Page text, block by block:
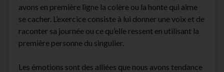
avons en première ligne la colère ou la honte qui aime
se cacher. L’exercice consiste à lui donner une voix et de
raconter sa journée ou ce qu’elle ressent en utilisant la
première personne du singulier.
Les émotions sont des alliées que nous avons tendance